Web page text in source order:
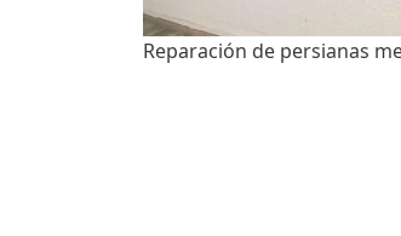
Reparación de persianas